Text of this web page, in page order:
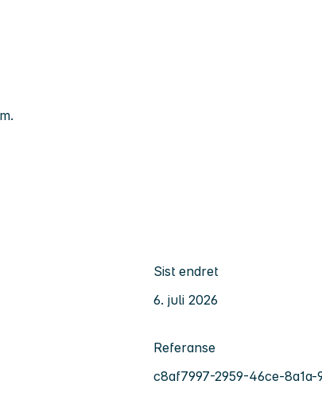
Sist endret
6. juli 2026
Referanse
c8af7997-2959-46ce-8a1a-